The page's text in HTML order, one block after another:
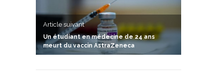
Article suivant
Un étudiant en médecine de 24 ans
meurt du vaccin AstraZeneca